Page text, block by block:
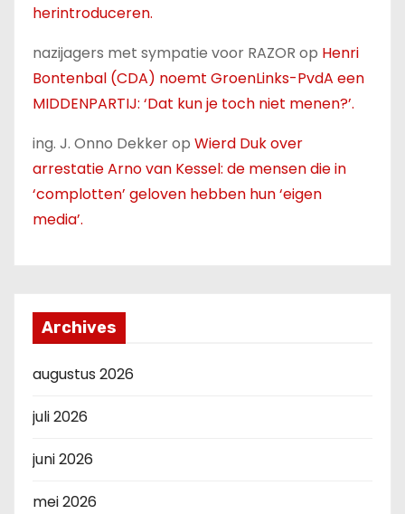
herintroduceren.
nazijagers met sympatie voor RAZOR op Henri
Bontenbal (CDA) noemt GroenLinks-PvdA een
MIDDENPARTIJ: ‘Dat kun je toch niet menen?’.
ing. J. Onno Dekkerop Wierd Duk over
arrestatie Arno van Kessel: de mensen die in
‘complotten’ geloven hebben hun ‘eigen
media’.
Archives
augustus 2026
juli 2026
juni 2026
mei 2026